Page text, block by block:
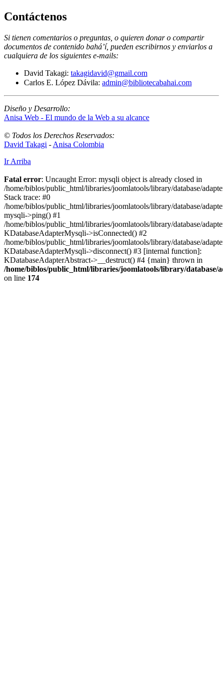
Contáctenos
Si tienen comentarios o preguntas, o quieren donar o compartir
documentos de contenido bahá’í, pueden escribirnos y enviarlos a
cualquiera de los siguientes e-mails:
David Takagi: takagidavid@gmail.com
Carlos E. López Dávila: admin@bibliotecabahai.com
Diseño y Desarrollo:
Anisa Web - El mundo de la Web a su alcance
© Todos los Derechos Reservados:
David Takagi - Anisa Colombia
Ir Arriba
Fatal error: Uncaught Error: mysqli object is already closed in
/home/biblos/public_html/libraries/joomlatools/library/database/
Stack trace: #0
/home/biblos/public_html/libraries/joomlatools/library/database/
mysqli->ping() #1
/home/biblos/public_html/libraries/joomlatools/library/database/
KDatabaseAdapterMysqli->isConnected() #2
/home/biblos/public_html/libraries/joomlatools/library/database/
KDatabaseAdapterMysqli->disconnect() #3 [internal function]:
KDatabaseAdapterAbstract->__destruct() #4 {main} thrown in
/home/biblos/public_html/libraries/joomlatools/library/database/
on line 174